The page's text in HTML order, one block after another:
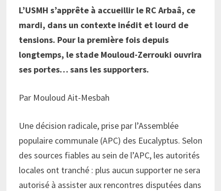
L’USMH s’apprête à accueillir le RC Arbaâ, ce
mardi, dans un contexte inédit et lourd de
tensions. Pour la première fois depuis
longtemps, le stade Mouloud-Zerrouki ouvrira
ses portes… sans les supporters.
Par Mouloud Ait-Mesbah
Une décision radicale, prise par l’Assemblée
populaire communale (APC) des Eucalyptus. Selon
des sources fiables au sein de l’APC, les autorités
locales ont tranché : plus aucun supporter ne sera
autorisé à assister aux rencontres disputées dans